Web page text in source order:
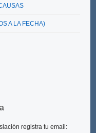
A LA FECHA)
registra tu email: